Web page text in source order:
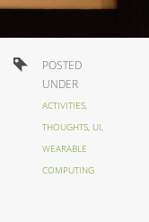
POSTED
UNDER
ACTIVITIES,
THOUGHTS, UI,
WEARABLE
COMPUTING